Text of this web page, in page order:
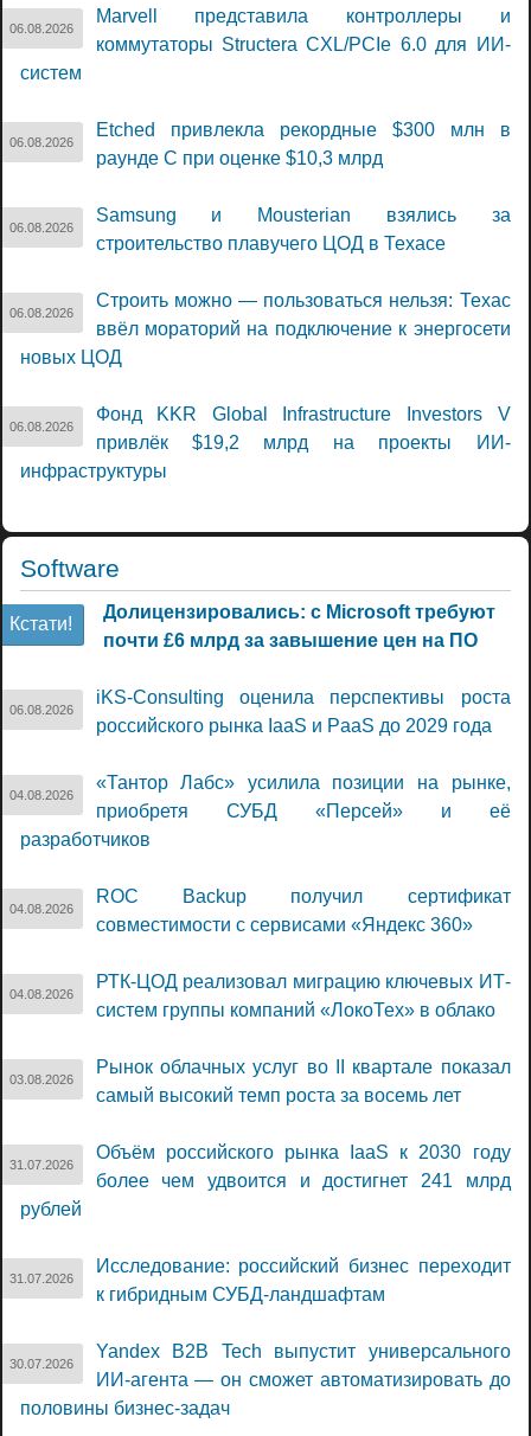
06.08.2026
Marvell представила контроллеры и
коммутаторы Structera CXL/PCIe 6.0 для ИИ-
систем
06.08.2026
Etched привлекла рекордные $300 млн в
раунде C при оценке $10,3 млрд
06.08.2026
Samsung и Mousterian взялись за
строительство плавучего ЦОД в Техасе
06.08.2026
Строить можно — пользоваться нельзя: Техас
ввёл мораторий на подключение к энергосети
новых ЦОД
06.08.2026
Фонд KKR Global Infrastructure Investors V
привлёк $19,2 млрд на проекты ИИ-
инфраструктуры
Software
Кстати!
Долицензировались: с Microsoft требуют
почти £6 млрд за завышение цен на ПО
06.08.2026
iKS-Consulting оценила перспективы роста
российского рынка IaaS и PaaS до 2029 года
04.08.2026
«Тантор Лабс» усилила позиции на рынке,
приобретя СУБД «Персей» и её
разработчиков
04.08.2026
ROC Backup получил сертификат
совместимости с сервисами «Яндекс 360»
04.08.2026
РТК-ЦОД реализовал миграцию ключевых ИТ-
систем группы компаний «ЛокоТех» в облако
03.08.2026
Рынок облачных услуг во II квартале показал
самый высокий темп роста за восемь лет
31.07.2026
Объём российского рынка IaaS к 2030 году
более чем удвоится и достигнет 241 млрд
рублей
31.07.2026
Исследование: российский бизнес переходит
к гибридным СУБД-ландшафтам
30.07.2026
Yandex B2B Tech выпустит универсального
ИИ-агента — он сможет автоматизировать до
половины бизнес-задач